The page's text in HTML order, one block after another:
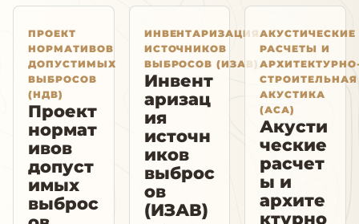
ПРОЕКТ
НОРМАТИВОВ
ДОПУСТИМЫХ
ВЫБРОСОВ
(НДВ)
Проект
нормат
ивов
допуст
имых
выброс
ИНВЕНТАРИЗАЦИЯ
ИСТОЧНИКОВ
ВЫБРОСОВ (ИЗАВ)
Инвент
аризац
ия
источн
иков
выброс
ов
(ИЗАВ)
АКУСТИЧЕСКИЕ
РАСЧЕТЫ И
СТРОИТЕЛЬНАЯ
АКУСТИКА
(АСА)
Акусти
ческие
расчет
ы и
архите
ктурно